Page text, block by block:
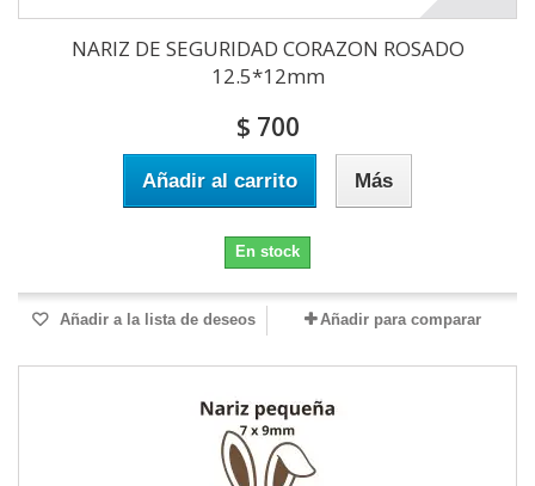
NARIZ DE SEGURIDAD CORAZON ROSADO
12.5*12mm
$ 700
Añadir al carrito Más
En stock
Añadir a la lista de deseos Añadir para comparar